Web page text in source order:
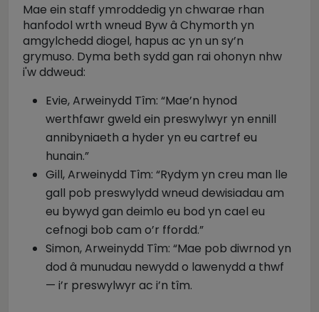
Mae ein staff ymroddedig yn chwarae rhan
hanfodol wrth wneud Byw â Chymorth yn
amgylchedd diogel, hapus ac yn un sy’n
grymuso. Dyma beth sydd gan rai ohonyn nhw
i'w ddweud:
Evie, Arweinydd Tîm: “Mae’n hynod
werthfawr gweld ein preswylwyr yn ennill
annibyniaeth a hyder yn eu cartref eu
hunain.”
Gill, Arweinydd Tîm: “Rydym yn creu man lle
gall pob preswylydd wneud dewisiadau am
eu bywyd gan deimlo eu bod yn cael eu
cefnogi bob cam o’r ffordd.”
Simon, Arweinydd Tîm: “Mae pob diwrnod yn
dod â munudau newydd o lawenydd a thwf
— i’r preswylwyr ac i’n tîm.